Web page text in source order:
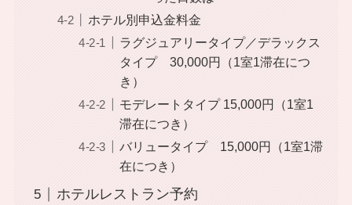
ホテル別申込金料金
ラグジュアリータイプ／デラックス
タイプ 30,000円（1室1滞在につ
き）
モデレートタイプ 15,000円（1室1
滞在につき）
バリュータイプ 15,000円（1室1滞
在につき）
ホテルレストラン予約